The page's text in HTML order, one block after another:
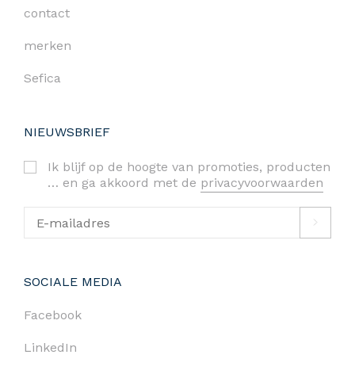
contact
merken
Sefica
NIEUWSBRIEF
Ik blijf op de hoogte van promoties, producten
… en ga akkoord met de privacyvoorwaarden
SOCIALE MEDIA
Facebook
LinkedIn